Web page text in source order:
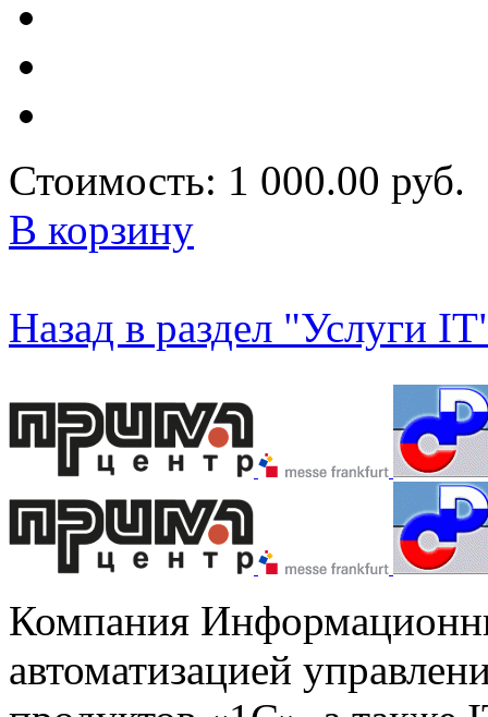
Стоимость: 1 000.00 руб.
В корзину
Назад в раздел "Услуги
Компания
автоматизацией